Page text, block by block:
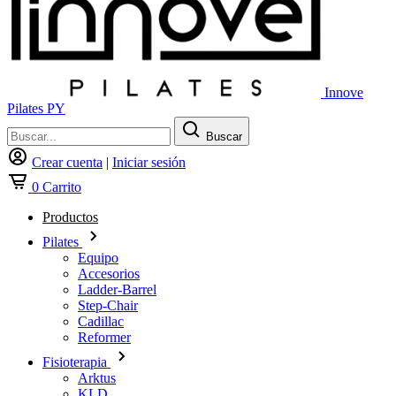
Innove
Pilates PY
Buscar
Crear cuenta | Iniciar sesión
0 Carrito
Productos
Pilates
Equipo
Accesorios
Ladder-Barrel
Step-Chair
Cadillac
Reformer
Fisioterapia
Arktus